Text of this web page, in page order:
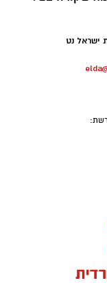
ששיבשו את
העלו אצלי
להתגייס
להתארגן
לתמוך אחד
לסמכות
אינה
להתייצב
ולבצע
בה מוכיחים
לא מתאימים
ישראל נט